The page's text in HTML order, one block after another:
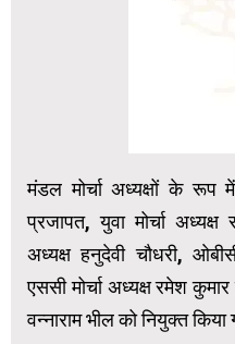
मंडल मोर्चा अध्यक्षों के रूप में
प्रजापत, युवा मोर्चा अध्यक्ष
अध्यक्ष हनुदेवी चौधरी,
एससी मोर्चा अध्यक्ष रमेश
वन्नाराम भील को नियुक्त किया